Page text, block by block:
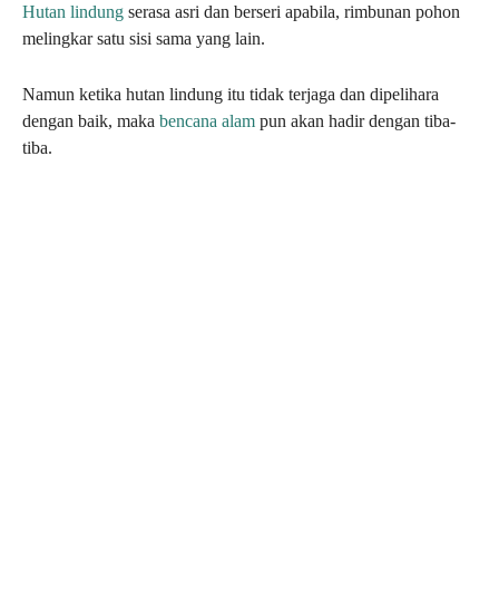
Hutan lindung serasa asri dan berseri apabila, rimbunan pohon
melingkar satu sisi sama yang lain.
Namun ketika hutan lindung itu tidak terjaga dan dipelihara
dengan baik, maka bencana alam pun akan hadir dengan tiba-
tiba.